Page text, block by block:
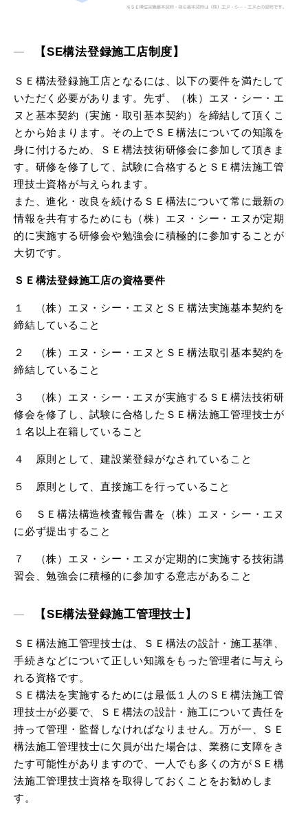
【SE構法登録施工店制度】
ＳＥ構法登録施工店となるには、以下の要件を満たして
いただく必要があります。先ず、（株）エヌ・シー・エ
ヌと基本契約（実施・取引基本契約）を締結して頂くこ
とから始まります。その上でＳＥ構法についての知識を
身に付けるため、ＳＥ構法技術研修会に参加して頂きま
す。研修を修了して、試験に合格するとＳＥ構法施工管
理技士資格が与えられます。
また、進化・改良を続けるＳＥ構法について常に最新の
情報を共有するためにも（株）エヌ・シー・エヌが定期
的に実施する研修会や勉強会に積極的に参加することが
大切です。
ＳＥ構法登録施工店の資格要件
１ （株）エヌ・シー・エヌとＳＥ構法実施基本契約を
締結していること
２ （株）エヌ・シー・エヌとＳＥ構法取引基本契約を
締結していること
３ （株）エヌ・シー・エヌが実施するＳＥ構法技術研
修会を修了し、試験に合格したＳＥ構法施工管理技士が
１名以上在籍していること
４ 原則として、建設業登録がなされていること
５ 原則として、直接施工を行っていること
６ ＳＥ構法構造検査報告書を（株）エヌ・シー・エヌ
に必ず提出すること
７ （株）エヌ・シー・エヌが定期的に実施する技術講
習会、勉強会に積極的に参加する意志があること
【SE構法登録施工管理技士】
ＳＥ構法施工管理技士は、ＳＥ構法の設計・施工基準、
手続きなどについて正しい知識をもった管理者に与えら
れる資格です。
ＳＥ構法を実施するためには最低１人のＳＥ構法施工管
理技士が必要で、ＳＥ構法の設計・施工について責任を
持って管理・監督しなければなりません。万が一、ＳＥ
構法施工管理技士に欠員が出た場合は、業務に支障をき
たす可能性がありますので、一人でも多くの方がＳＥ構
法施工管理技士資格を取得しておくことをお勧めしま
す。